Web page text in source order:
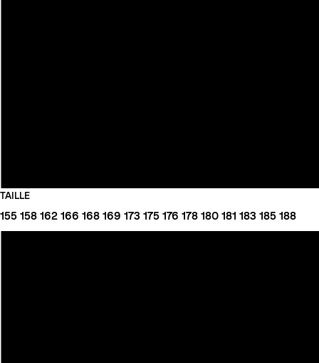
TAILLE
155 158 162 166 168 169 173 175 176 178 180 181 183 185 188